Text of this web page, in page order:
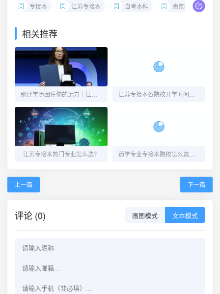
专接本 江苏专接本 自考本科 南京邮电大学专接本
相关推荐
江苏专接本热门专业怎么选？
上一篇 下一篇
评论 (0) 画图模式 文本模式